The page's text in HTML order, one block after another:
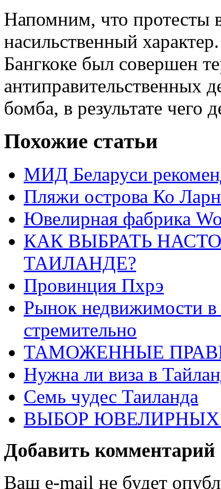
Напомним, что протесты
насильственный
Бангкоке был совершен
антиправительственных
бомба, в результате чего
Похожие статьи
МИД Беларуси
Пляжи острова Ко Ларн
Ювелирная фабрика
КАК ВЫБРАТЬ
ТАИЛАНДЕ?
Провинция Пхрэ
Рынок недвижимости в
стремительно
ТАМОЖЕННЫЕ
Нужна ли виза в
Семь чудес Таиланда
ВЫБОР ЮВЕЛИРНЫХ
Добавить комментарий
Ваш e-mail не будет